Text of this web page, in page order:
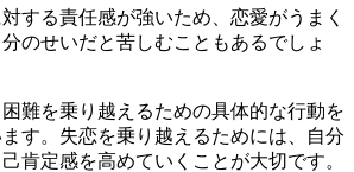
する責任感が強いため、恋愛がうまく
のせいだと苦しむこともあるでしょ
難を乗り越えるための具体的な行動を
す。失恋を乗り越えるためには、自分
肯定感を高めていくことが大切です。